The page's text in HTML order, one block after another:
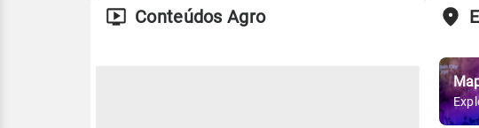
Conteúdos Agro